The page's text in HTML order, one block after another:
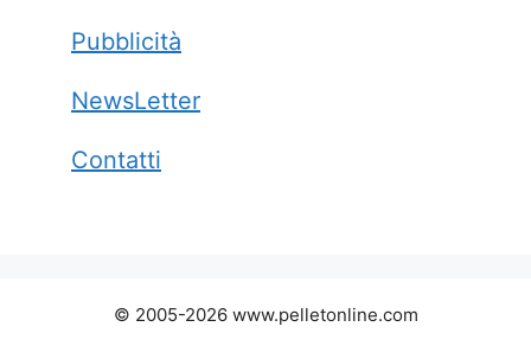
Pubblicità
NewsLetter
Contatti
© 2005-2026 www.pelletonline.com